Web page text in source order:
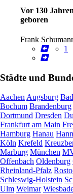
Vor 130
geboren
Frank
1
Städte und
AachenAugsburg
Bochum Brandenburg
Dortmund Dresden
Frankfurt am Main
Hamburg Hanau
Köln Krefeld
Marburg München
Offenbach Oldenburg
Rheinland-Pfalz
Schleswig-Holstein
Ulm Weimar